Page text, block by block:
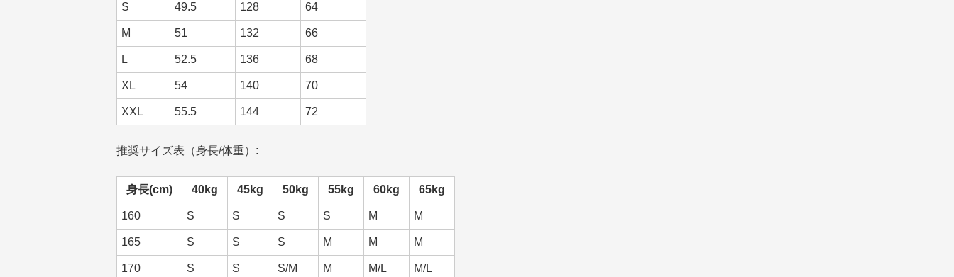
S 49.5 128 64
M 51 132 66
L 52.5 136 68
XL 54 140 70
XXL 55.5 144 72
推奨サイズ表（身長/体重）:
身長(cm) 40kg 45kg 50kg 55kg 60kg 65kg
160 S S S S M M
165 S S S M M M
170 S S S/M M M/L M/L